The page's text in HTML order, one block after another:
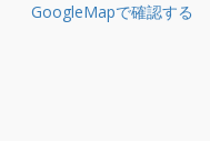
GoogleMapで確認する